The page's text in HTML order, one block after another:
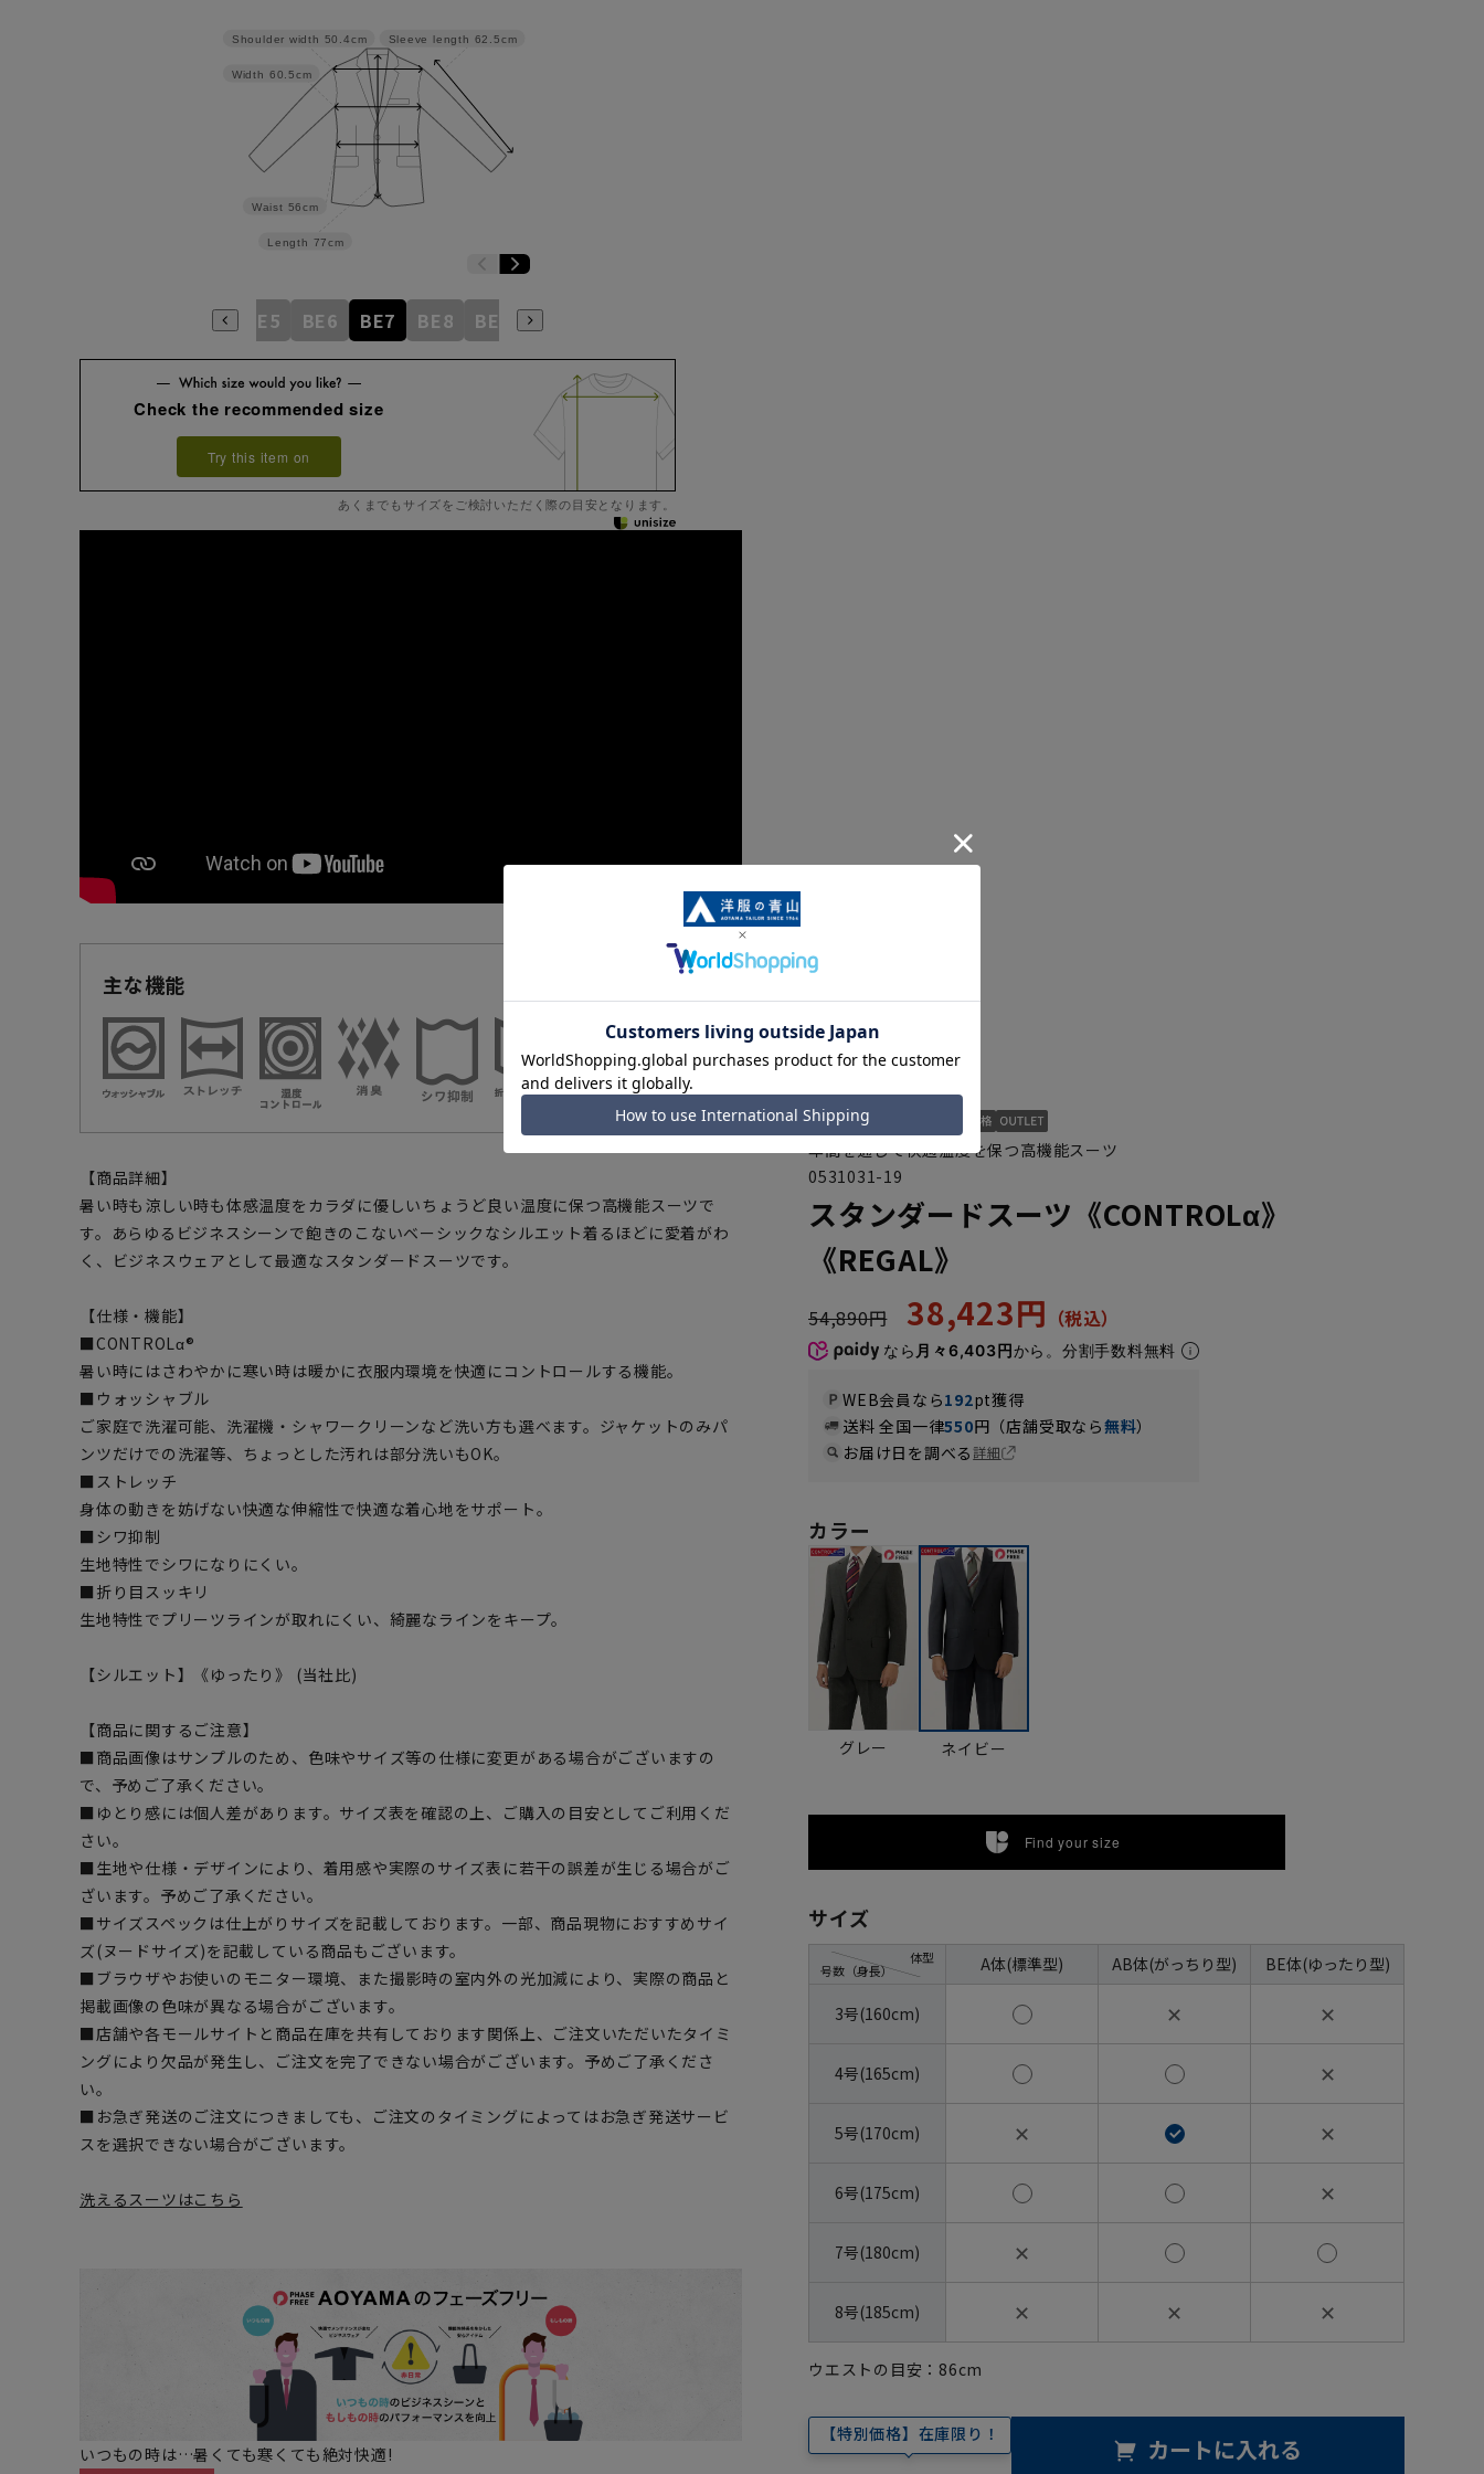
Sleeve length 62.5cm
Length 77cm
Waist 56cm
Width 60.5cm
Shoulder width 50.4cm
BE4 BE5 BE6 BE7 BE8 BE9 BE10
Check the recommended size
Try this item on
あくまでもサイズをご検討いただく際の目安となります。
主な機能
【商品詳細】
暑い時も涼しい時も体感温度をカラダに優しいちょうど良い温度に保つ高機能スーツで
す。あらゆるビジネスシーンで飽きのこないベーシックなシルエット着るほどに愛着がわ
く、ビジネスウェアとして最適なスタンダードスーツです。
【仕様・機能】
■CONTROLα®
暑い時にはさわやかに寒い時は暖かに衣服内環境を快適にコントロールする機能。
■ウォッシャブル
ご家庭で洗濯可能、洗濯機・シャワークリーンなど洗い方も選べます。ジャケットのみパ
ンツだけでの洗濯等、ちょっとした汚れは部分洗いもOK。
■ストレッチ
身体の動きを妨げない快適な伸縮性で快適な着心地をサポート。
■シワ抑制
生地特性でシワになりにくい。
■折り目スッキリ
生地特性でプリーツラインが取れにくい、綺麗なラインをキープ。
【シルエット】《ゆったり》 (当社比)
【商品に関するご注意】
■商品画像はサンプルのため、色味やサイズ等の仕様に変更がある場合がございますの
で、予めご了承ください。
■ゆとり感には個人差があります。サイズ表を確認の上、ご購入の目安としてご利用くだ
さい。
■生地や仕様・デザインにより、着用感や実際のサイズ表に若干の誤差が生じる場合がご
ざいます。予めご了承ください。
■サイズスペックは仕上がりサイズを記載しております。一部、商品現物におすすめサイ
ズ(ヌードサイズ)を記載している商品もございます。
■ブラウザやお使いのモニター環境、また撮影時の室内外の光加減により、実際の商品と
掲載画像の色味が異なる場合がございます。
■店舗や各モールサイトと商品在庫を共有しております関係上、ご注文いただいたタイミ
ングにより欠品が発生し、ご注文を完了できない場合がございます。予めご了承くださ
い。
■お急ぎ発送のご注文につきましても、ご注文のタイミングによってはお急ぎ発送サービ
スを選択できない場合がございます。
洗えるスーツはこちら
いつもの時は…暑くても寒くても絶対快適!
年間を通して快適温度を保つ高機能スーツ
0531031-19
スタンダードスーツ《CONTROLα》
《REGAL》
54,890円 38,423円
なら 月々6,403円から。分割手数料無料
WEB会員なら192pt獲得
送料 全国一律550円（店舗受取なら無料）
お届け日を調べる詳細
カラー
グレー ネイビー
Find your size
サイズ
号数（身長）
体型 A体(標準型) AB体(がっちり型) BE体(ゆったり型)
3号(160cm) ✕ ✕
4号(165cm) ✕
5号(170cm) ✕ ✕
6号(175cm) ✕
7号(180cm) ✕
8号(185cm) ✕ ✕ ✕
ウエストの目安： 86cm
【特別価格】在庫限り！ カートに入れる